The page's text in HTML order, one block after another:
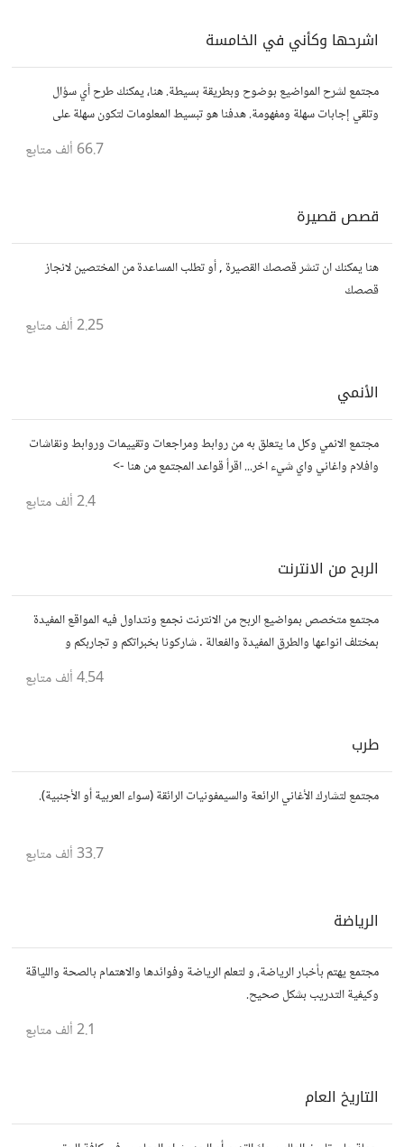
اشرحها وكأني في الخامسة
مجتمع لشرح المواضيع بوضوح وبطريقة بسيطة. هنا، يمكنك طرح أي سؤال
وتلقي إجابات سهلة ومفهومة. هدفنا هو تبسيط المعلومات لتكون سهلة على
66.7 ألف متابع
قصص قصيرة
هنا يمكنك ان تنشر قصصك القصيرة , أو تطلب المساعدة من المختصين لانجاز
قصصك
2.25 ألف متابع
الأنمي
مجتمع الانمي وكل ما يتعلق به من روابط ومراجعات وتقييمات وروابط ونقاشات
وافلام واغاني واي شيء اخر... اقرأ قواعد المجتمع من هنا ->
2.4 ألف متابع
الربح من الانترنت
مجتمع متخصص بمواضيع الربح من الانترنت نجمع ونتداول فيه المواقع المفيدة
بمختلف انواعها والطرق المفيدة والفعالة . شاركونا بخبراتكم و تجاربكم و
4.54 ألف متابع
طرب
مجتمع لتشارك الأغاني الرائعة والسيمفونيات الرائقة (سواء العربية أو الأجنبية).
33.7 ألف متابع
الرياضة
مجتمع يهتم بأخبار الرياضة، و لتعلم الرياضة وفوائدها والاهتمام بالصحة واللياقة
وكيفية التدريب بشكل صحيح.
2.1 ألف متابع
التاريخ العام